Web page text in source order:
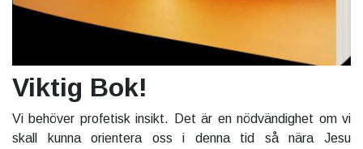
Viktig Bok!
Vi behöver profetisk insikt. Det är en nödvändighet om vi
skall kunna orientera oss i denna tid så nära Jesu